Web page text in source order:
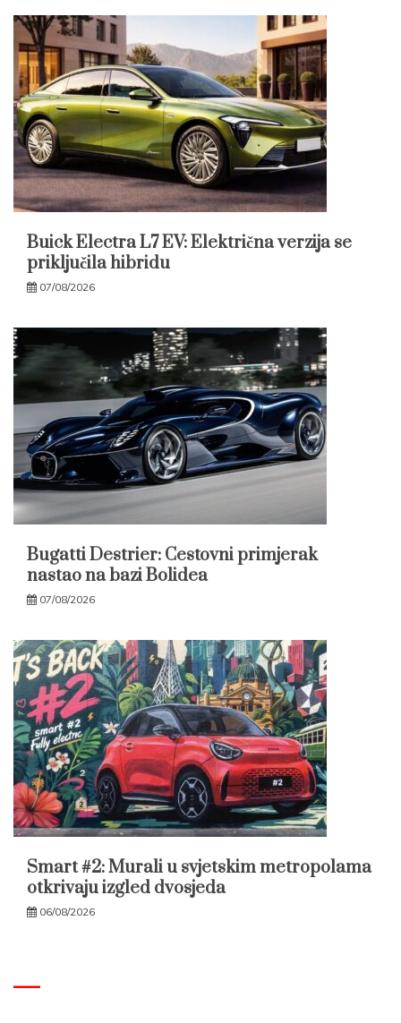
Buick Electra L7 EV: Električna verzija se
priključila hibridu
07/08/2026
Bugatti Destrier: Cestovni primjerak
nastao na bazi Bolidea
07/08/2026
Smart #2: Murali u svjetskim metropolama
otkrivaju izgled dvosjeda
06/08/2026